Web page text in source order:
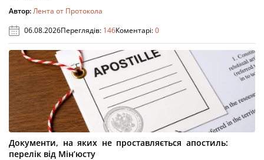
Автор:Лента от Протокола
06.08.2026Переглядів: 146Коментарі:0
Документи, на яких не проставляється апостиль:
перелік від Мін’юсту